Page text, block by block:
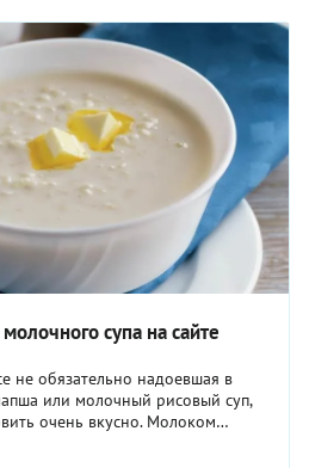
супа на сайте
не обязательно надоевшая в
или молочный рисовый суп,
вкусно. Молоком
счет чего их ...